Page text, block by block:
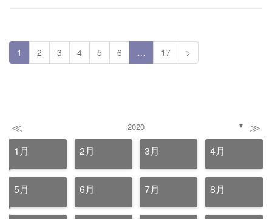
1 2 3 4 5 6 … 17 >
≪ 2020 ▼ ≫
1月 2月 3月 4月
5月 6月 7月 8月